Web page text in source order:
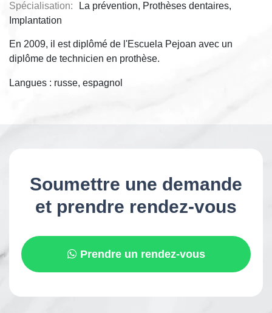
Spécialisation:
La prévention, Prothèses dentaires,
Implantation
En 2009, il est diplômé de l'Escuela Pejoan avec un
diplôme de technicien en prothèse.
Langues : russe, espagnol
Soumettre une demande
et prendre rendez-vous
Prendre un rendez-vous